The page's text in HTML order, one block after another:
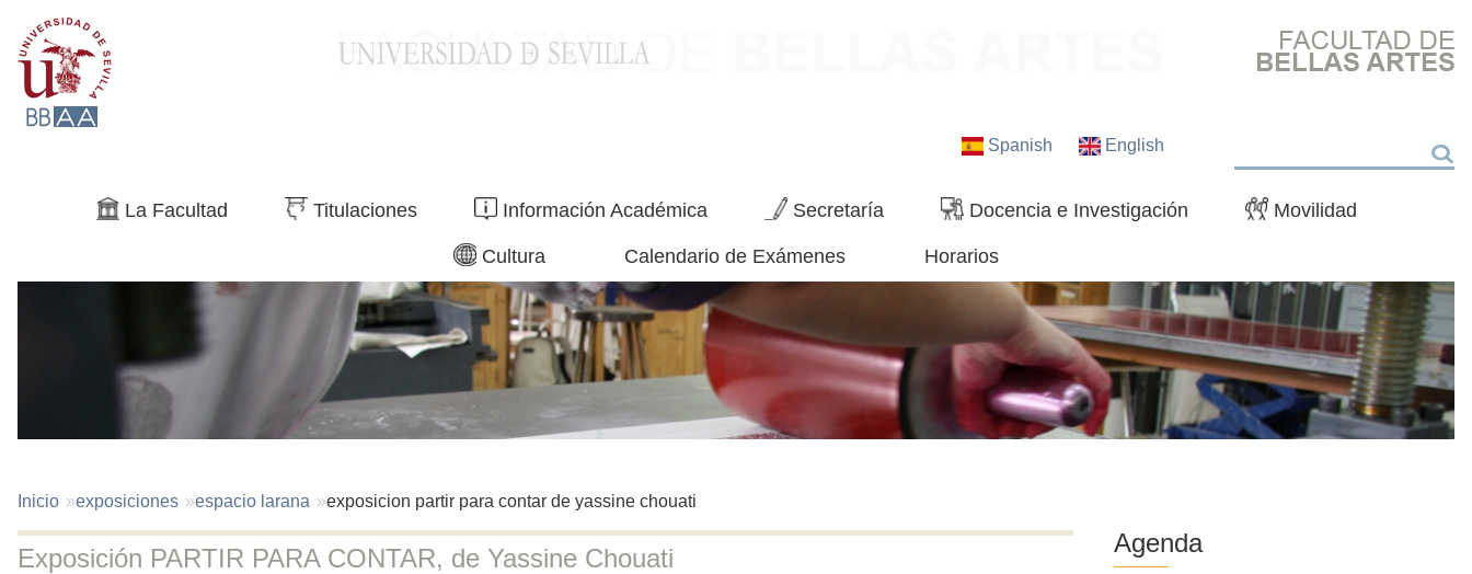
Spanish English
Buscar La Facultad Titulaciones Información Académica Secretaría Docencia e Investigación
Movilidad
Cultura
Calendario de Exámenes Horarios
You
here:
Inicio exposiciones espacio larana exposicion partir para contar de yassine chouati
Exposición PARTIR PARA CONTAR, de Yassine Chouati
Agenda